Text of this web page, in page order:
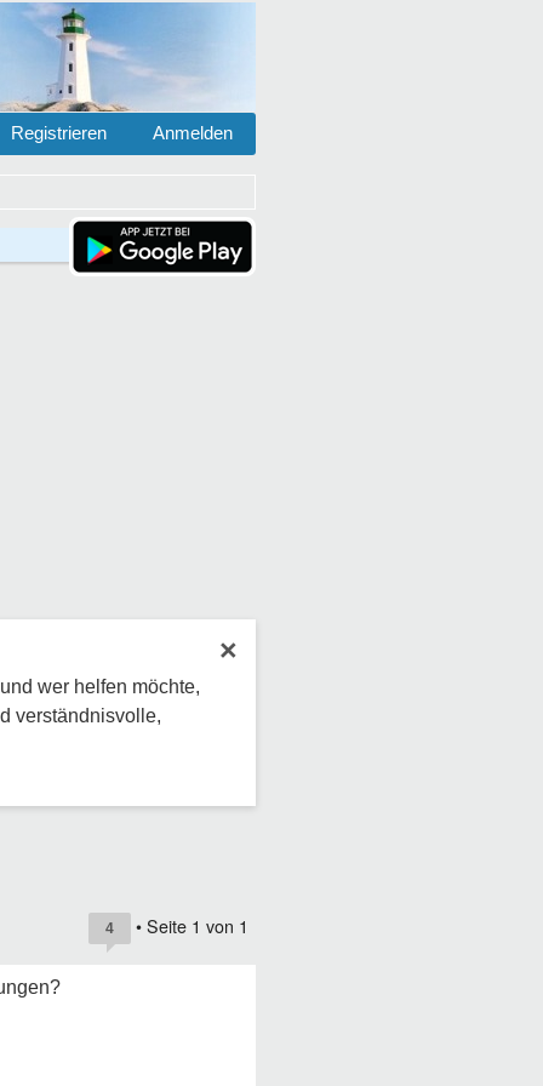
Anmelden
Registrieren
×
wer helfen möchte,
verständnisvolle,
4 • Seite 1 von 1